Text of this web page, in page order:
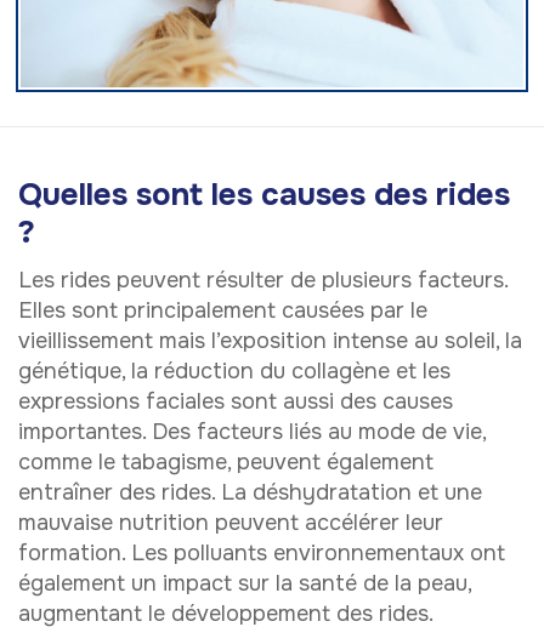
Quelles sont les causes des rides
?
Les rides peuvent résulter de plusieurs facteurs.
Elles sont principalement causées par le
vieillissement mais l’exposition intense au soleil, la
génétique, la réduction du collagène et les
expressions faciales sont aussi des causes
importantes. Des facteurs liés au mode de vie,
comme le tabagisme, peuvent également
entraîner des rides. La déshydratation et une
mauvaise nutrition peuvent accélérer leur
formation. Les polluants environnementaux ont
également un impact sur la santé de la peau,
augmentant le développement des rides.